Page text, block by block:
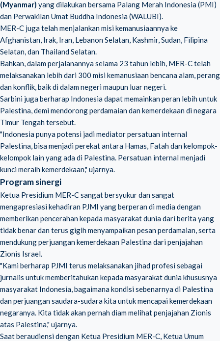
(Myanmar) yang dilakukan bersama Palang Merah Indonesia (PMI)
dan Perwakilan Umat Buddha Indonesia (WALUBI).
MER-C juga telah menjalankan misi kemanusiaannya ke
Afghanistan, Irak, Iran, Lebanon Selatan, Kashmir, Sudan, Filipina
Selatan, dan Thailand Selatan.
Bahkan, dalam perjalanannya selama 23 tahun lebih, MER-C telah
melaksanakan lebih dari 300 misi kemanusiaan bencana alam, perang
dan konflik, baik di dalam negeri maupun luar negeri.
Sarbini juga berharap Indonesia dapat memainkan peran lebih untuk
Palestina, demi mendorong perdamaian dan kemerdekaan di negara
Timur Tengah tersebut.
"Indonesia punya potensi jadi mediator persatuan internal
Palestina, bisa menjadi perekat antara Hamas, Fatah dan kelompok-
kelompok lain yang ada di Palestina. Persatuan internal menjadi
kunci meraih kemerdekaan," ujarnya.
Program sinergi
Ketua Presidium MER-C sangat bersyukur dan sangat
mengapresiasi kehadiran PJMI yang berperan di media dengan
memberikan pencerahan kepada masyarakat dunia dari berita yang
tidak benar dan terus gigih menyampaikan pesan perdamaian, serta
mendukung perjuangan kemerdekaan Palestina dari penjajahan
Zionis Israel.
"Kami berharap PJMI terus melaksanakan jihad profesi sebagai
jurnalis untuk memberitahukan kepada masyarakat dunia khususnya
masyarakat Indonesia, bagaimana kondisi sebenarnya di Palestina
dan perjuangan saudara-sudara kita untuk mencapai kemerdekaan
negaranya. Kita tidak akan pernah diam melihat penjajahan Zionis
atas Palestina," ujarnya.
Saat beraudiensi dengan Ketua Presidium MER-C, Ketua Umum